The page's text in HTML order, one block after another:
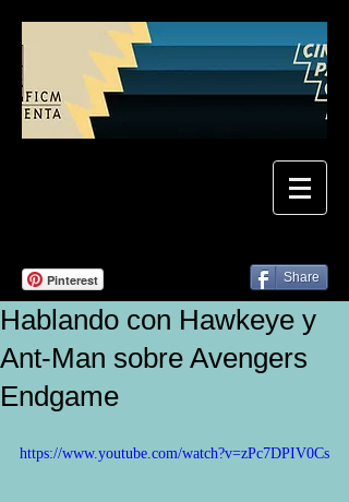
Pinterest Share
Hablando con Hawkeye y
Ant-Man sobre Avengers
Endgame
https://www.youtube.com/watch?v=zPc7DPIV0Cs